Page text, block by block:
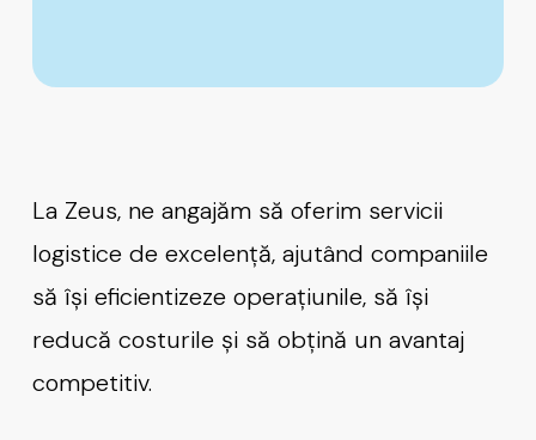
La Zeus, ne angajăm să oferim servicii
logistice de excelență, ajutând companiile
să își eficientizeze operațiunile, să își
reducă costurile și să obțină un avantaj
competitiv.